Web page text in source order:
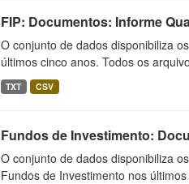
FIP: Documentos: Informe
O conjunto de dados disponibiliza
últimos cinco anos. Todos os
TXT CSV
Fundos de Investimento:
O conjunto de dados disponibiliza
Fundos de Investimento nos